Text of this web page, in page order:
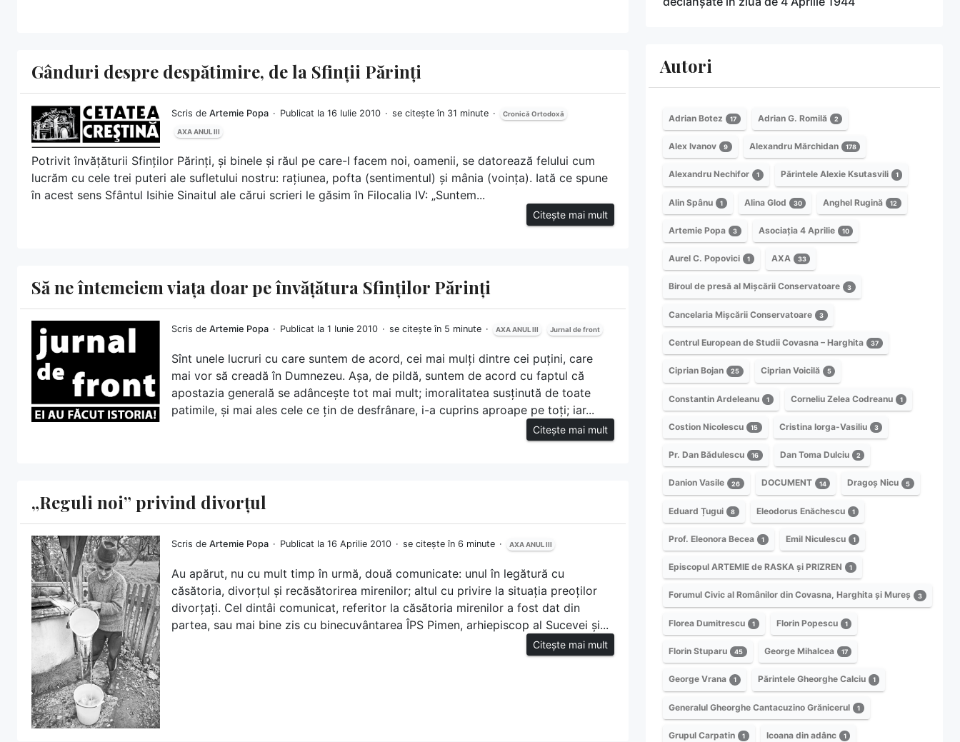
Gânduri despre despătimire, de la Sfinții Părinți
Scris de Artemie Popa Publicat la 16 Iulie 2010 se citește în 31 minute Cronică Ortodoxă
AXA ANUL III
Potrivit învățăturii Sfinților Părinți, și binele și răul pe care-l facem noi, oamenii, se datorează felului cum
lucrăm cu cele trei puteri ale sufletului nostru: rațiunea, pofta (sentimentul) și mânia (voința). Iată ce spune
în acest sens Sfântul Isihie Sinaitul ale cărui scrieri le găsim în Filocalia IV: „Suntem...
Citește mai mult
Să ne întemeiem viața doar pe învățătura Sfinților Părinți
Scris de Artemie Popa Publicat la 1 Iunie 2010 se citește în 5 minute AXA ANUL III Jurnal de front
Sînt unele lucruri cu care suntem de acord, cei mai mulți dintre cei puțini, care
mai vor să creadă în Dumnezeu. Așa, de pildă, suntem de acord cu faptul că
apostazia generală se adâncește tot mai mult; imoralitatea susținută de toate
patimile, și mai ales cele ce țin de desfrânare, i-a cuprins aproape pe toți; iar...
Citește mai mult
„Reguli noi” privind divorțul
Scris de Artemie Popa Publicat la 16 Aprilie 2010 se citește în 6 minute AXA ANUL III
Au apărut, nu cu mult timp în urmă, două comunicate: unul în legătură cu
căsătoria, divorțul și recăsătorirea mirenilor; altul cu privire la situația preoților
divorțați. Cel dintâi comunicat, referitor la căsătoria mirenilor a fost dat din
partea, sau mai bine zis cu binecuvântarea ÎPS Pimen, arhiepiscop al Sucevei și...
Citește mai mult
Autori
Adrian Botez 17 Adrian G. Romilă 2
Alex Ivanov 9 Alexandru Mărchidan 178
Alexandru Nechifor 1 Părintele Alexie Ksutasvili 1
Alin Spânu 1 Alina Glod 30 Anghel Rugină 12
Artemie Popa 3 Asociația 4 Aprilie 10
Aurel C. Popovici 1 AXA 33
Biroul de presă al Mișcării Conservatoare 3
Cancelaria Mișcării Conservatoare 3
Centrul European de Studii Covasna – Harghita 37
Ciprian Bojan 25 Ciprian Voicilă 5
Constantin Ardeleanu 1 Corneliu Zelea Codreanu 1
Costion Nicolescu 15 Cristina Iorga-Vasiliu 3
Pr. Dan Bădulescu 16 Dan Toma Dulciu 2
Danion Vasile 26 DOCUMENT 14 Dragoș Nicu 5
Eduard Țugui 8 Eleodorus Enăchescu 1
Prof. Eleonora Becea 1 Emil Niculescu 1
Episcopul ARTEMIE de RASKA și PRIZREN 1
Forumul Civic al Românilor din Covasna, Harghita și Mureș 3
Florea Dumitrescu 1 Florin Popescu 1
Florin Stuparu 45 George Mihalcea 17
George Vrana 1 Părintele Gheorghe Calciu 1
Generalul Gheorghe Cantacuzino Grănicerul 1
Grupul Carpatin 1 Icoana din adânc 1